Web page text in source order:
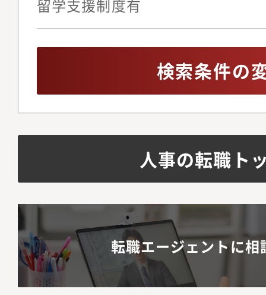
留学支援制度有
検索条件の
人事の転職ト
転職エージェントに相